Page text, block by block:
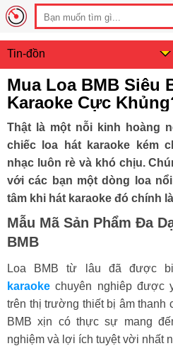
Tin-đồn
Mua Loa BMB Siêu
Karaoke Cực
Thật là một nỗi kinh hoàng
chiếc loa hát karaoke kém
nhạc luôn rè và khó chịu.
với các bạn một dòng loa
tâm khi hát karaoke đó chính là
Mẫu Mã Sản Phẩm Đa
BMB
Loa BMB từ lâu đã được
karaoke chuyên nghiêp được
trên thị trường thiết bị âm thanh
BMB xịn có thực sự mang
nghiệm và lợi ích tuyệt vời nhất